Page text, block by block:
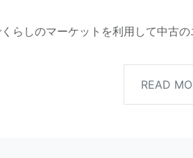
らしのマーケットを利用して中古
READ